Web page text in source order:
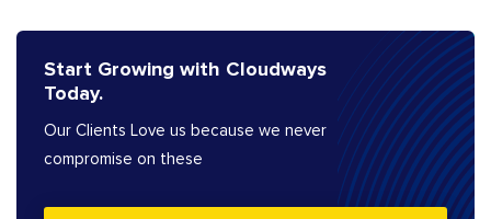
Start Growing with Cloudways
Today.
Our Clients Love us because we never
compromise on these